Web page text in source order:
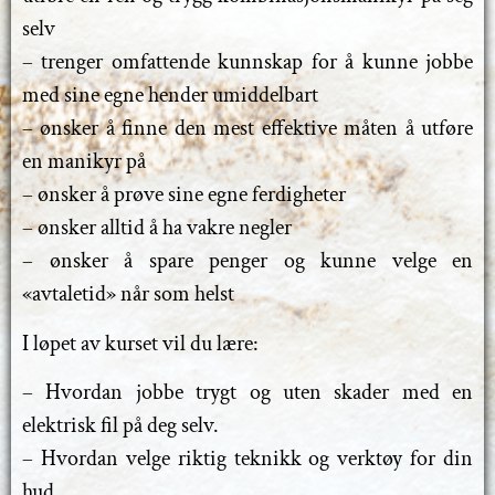
selv
– trenger omfattende kunnskap for å kunne jobbe
med sine egne hender umiddelbart
– ønsker å finne den mest effektive måten å utføre
en manikyr på
– ønsker å prøve sine egne ferdigheter
– ønsker alltid å ha vakre negler
– ønsker å spare penger og kunne velge en
«avtaletid» når som helst
I løpet av kurset vil du lære:
– Hvordan jobbe trygt og uten skader med en
elektrisk fil på deg selv.
– Hvordan velge riktig teknikk og verktøy for din